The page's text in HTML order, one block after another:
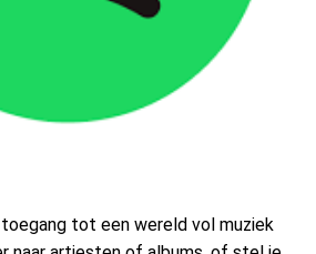
tot een wereld vol muziek